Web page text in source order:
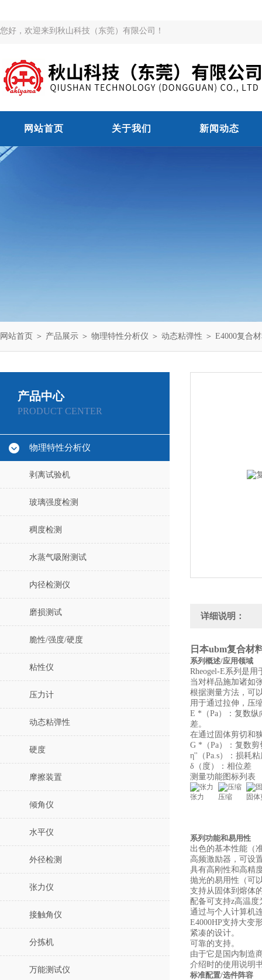
您好，欢迎来到秋山科技（东莞）有限公司！
网站首页 关于我们 新闻动态
网站首页 ＞ 产品展示 ＞ 物理特性分析仪 ＞ 动态粘弹性 ＞ E4000复合
产品中心
PRODUCT CENTER
物理特性分析仪
剥离试验机
玻璃强度检测
稠度检测
水蒸气吸附测试
内径检测仪
磨损测试
脆性/强度/硬度
粘性仪
压力计
动态粘弹性
硬度
摩擦装置
倾角仪
水平仪
外径检测
张力仪
接触角仪
分拣机
万能测试仪
详细说明：
日本ubm复合材
系列概述/应用领域
Rheogel-E系列是
当对样品施加诸如
根据测量方法，可
用于通过拉伸，压
E *（Pa）：复数
差。
在通过固体剪切和
G *（Pa）：复数
η''（Pa.s）：损耗
δ（度）：相位差
测量功能图标列表
张力 压缩 固
系列功能和易用性
出色的基本性能（
高频激励器，可设
具有高刚性和高精
抛光的易用性（可
支持从固体到熔体
配备可支持z高温度
通过与个人计算机
E4000HP支持大变
紧凑的设计。
可靠的支持。
由于它是国内制造
介绍时的使用说明
标准配置/选件阵容